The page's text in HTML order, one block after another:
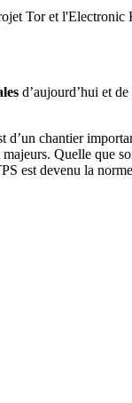
Tor et l'Electronic
d’aujourd’hui et
chantier
Quelle que
est devenu la